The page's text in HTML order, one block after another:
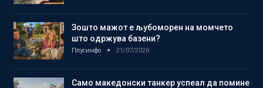
Зошто мажот е љубоморен на момчето
што одржува базени?
Плусинфо 21/07/2026
Само македонски танкер успеал да помине